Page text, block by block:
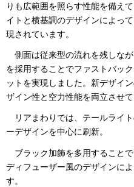
りも広範囲を照らす性能を備え
イトと横基調のデザインによっ
現されています。
側面は従来型の流れを残しな
を採用することでファストバッ
ットを実現しました。新デザイ
ザイン性と空力性能を両立させて
リアまわりでは、テールライ
ーデザインを中心に刷新。
ブラック加飾を多用すること
ディフューザー風のデザインに
す。